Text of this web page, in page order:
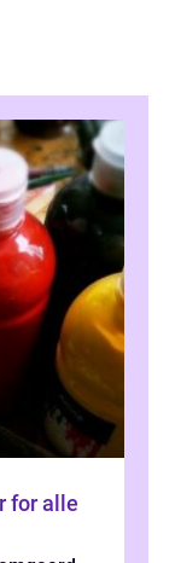
for alle